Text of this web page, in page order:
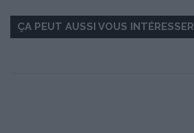
ÇA PEUT AUSSI VOUS INTÉRESSER